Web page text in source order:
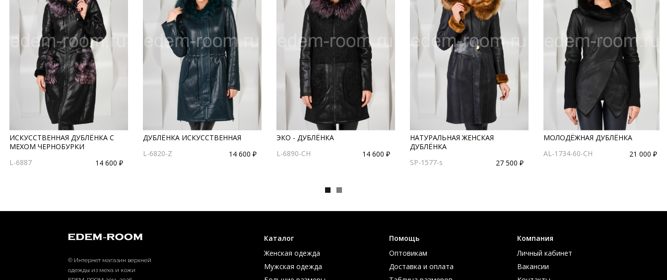
ИСКУССТВЕННАЯ ДУБЛЁНКА С
МЕХОМ ЧЕРНОБУРКИ
L-6887
14 600 ₽
ДУБЛЁНКА ИСКУССТВЕННАЯ
L-6820-Z
14 600 ₽
ЭКО - ДУБЛЁНКА
L-6890-CH
14 600 ₽
НАТУРАЛЬНАЯ ЖЕНСКАЯ
ДУБЛЁНКА
SP-1577-s
27 500 ₽
МОЛОДЁЖНАЯ ДУБЛЁНКА
AL-1734-60-CH
21 000 ₽
© Интернет магазин верхней
одежды из меха и кожи
Каталог
Женская одежда
Мужская одежда
Помощь
Оптовикам
Доставка и оплата
Компания
Личный кабинет
Вакансии